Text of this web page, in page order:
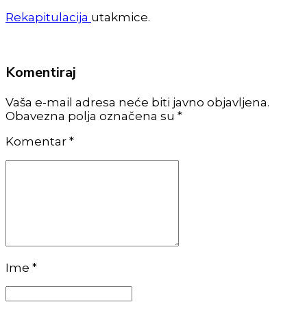
Rekapitulacija utakmice.
Komentiraj
Vaša e-mail adresa neće biti javno objavljena.
Obavezna polja označena su *
Komentar *
Ime *